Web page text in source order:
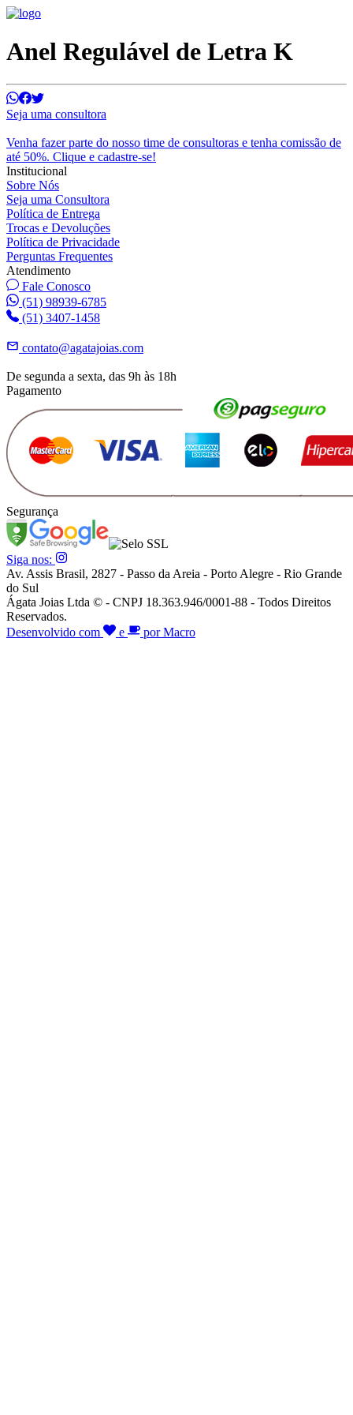
Anel Regulável de Letra K
Seja uma consultora
Venha fazer parte do nosso time de consultoras e tenha comissão de
até 50%. Clique e cadastre-se!
Institucional
Sobre Nós
Seja uma Consultora
Política de Entrega
Trocas e Devoluções
Política de Privacidade
Perguntas Frequentes
Atendimento
Fale Conosco
(51) 98939-6785
(51) 3407-1458
contato@agatajoias.com
De segunda a sexta, das 9h às 18h
Pagamento
Segurança
Siga nos:
Av. Assis Brasil, 2827 - Passo da Areia - Porto Alegre - Rio Grande
do Sul
Ágata Joias Ltda © - CNPJ 18.363.946/0001-88 - Todos Direitos
Reservados.
Desenvolvido com
e por Macro